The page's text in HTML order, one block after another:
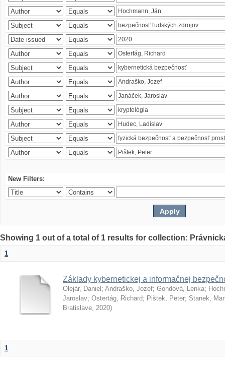
New Filters:
Showing 1 out of a total of 1 results for collection:
1
Základy kybernetickej a informačnej
Olejár, Daniel ; Andraško, Jozef; Gondová, Lenka;
Jaroslav; Ostertág, Richard; Pištek, Peter; Stanek,
Bratislave, 2020)
1